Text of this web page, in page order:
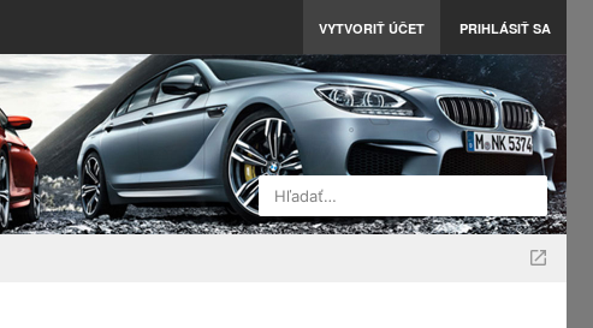
VYTVORIŤ ÚČET PRIHLÁSIŤ SA
Hľadať…